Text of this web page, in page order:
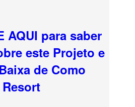
AQUI para saber
este Projeto e
de Como